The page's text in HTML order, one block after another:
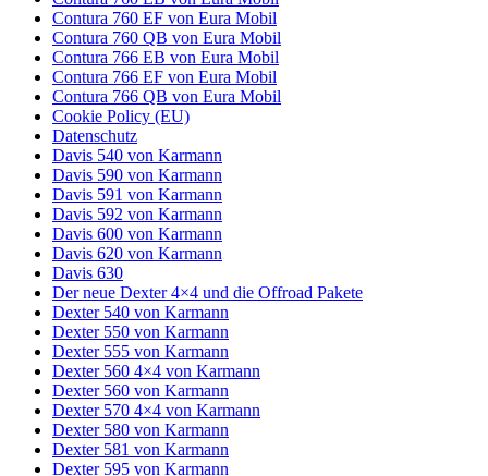
Contura 760 EF von Eura Mobil
Contura 760 QB von Eura Mobil
Contura 766 EB von Eura Mobil
Contura 766 EF von Eura Mobil
Contura 766 QB von Eura Mobil
Cookie Policy (EU)
Datenschutz
Davis 540 von Karmann
Davis 590 von Karmann
Davis 591 von Karmann
Davis 592 von Karmann
Davis 600 von Karmann
Davis 620 von Karmann
Davis 630
Der neue Dexter 4×4 und die Offroad Pakete
Dexter 540 von Karmann
Dexter 550 von Karmann
Dexter 555 von Karmann
Dexter 560 4×4 von Karmann
Dexter 560 von Karmann
Dexter 570 4×4 von Karmann
Dexter 580 von Karmann
Dexter 581 von Karmann
Dexter 595 von Karmann